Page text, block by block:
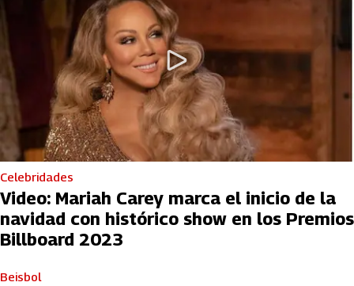
Celebridades
Video: Mariah Carey marca el inicio de la
navidad con histórico show en los Premios
Billboard 2023
Beisbol